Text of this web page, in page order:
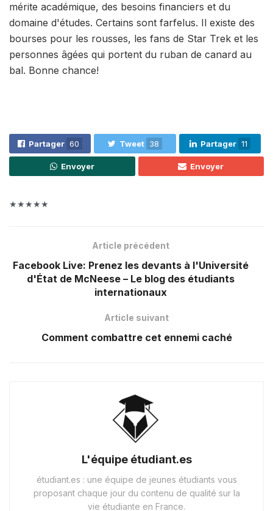
mérite académique, des besoins financiers et du
domaine d'études. Certains sont farfelus. Il existe des
bourses pour les rousses, les fans de Star Trek et les
personnes âgées qui portent du ruban de canard au
bal. Bonne chance!
Partager 60 Tweet 38 Partager 11
Envoyer Envoyer
★★★★★
Article précédent
Facebook Live: Prenez les devants à l'Université
d'État de McNeese – Le blog des étudiants
internationaux
Article suivant
Comment combattre cet ennemi caché
L'équipe étudiant.es
étudiant.es : une équipe de jeunes étudiants vous
proposant chaque jour du contenu de qualité sur la
vie étudiante en France.